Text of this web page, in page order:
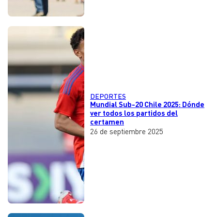
DEPORTES
Mundial Sub-20 Chile 2025: Dónde
ver todos los partidos del
certamen
26 de septiembre 2025